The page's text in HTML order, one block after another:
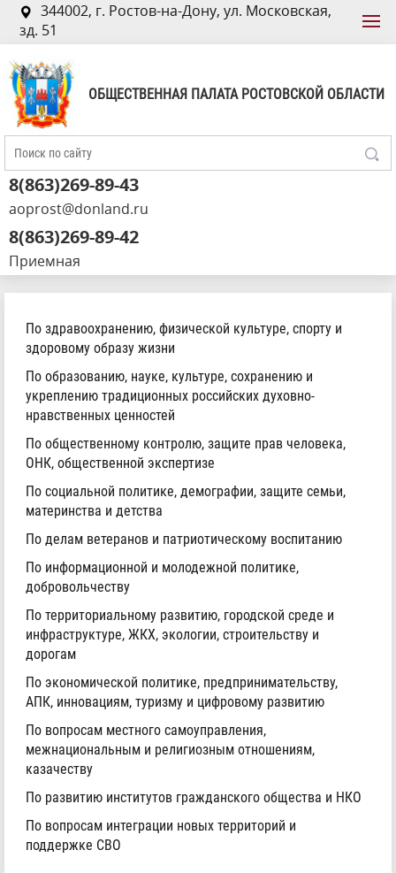
344002, г. Ростов-на-Дону, ул. Московская,
зд. 51
ОБЩЕСТВЕННАЯ ПАЛАТА РОСТОВСКОЙ ОБЛАСТИ
8(863)269-89-43
aoprost@donland.ru
8(863)269-89-42
Приемная
По здравоохранению, физической культуре, спорту и
здоровому образу жизни
По образованию, науке, культуре, сохранению и
укреплению традиционных российских духовно-
нравственных ценностей
По общественному контролю, защите прав человека,
ОНК, общественной экспертизе
По социальной политике, демографии, защите семьи,
материнства и детства
По делам ветеранов и патриотическому воспитанию
По информационной и молодежной политике,
добровольчеству
По территориальному развитию, городской среде и
инфраструктуре, ЖКХ, экологии, строительству и
дорогам
По экономической политике, предпринимательству,
АПК, инновациям, туризму и цифровому развитию
По вопросам местного самоуправления,
межнациональным и религиозным отношениям,
казачеству
По развитию институтов гражданского общества и НКО
По вопросам интеграции новых территорий и
поддержке СВО